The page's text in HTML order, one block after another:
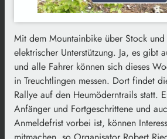
Mit dem Mountainbike über Stock
elektrischer Unterstützung. Ja, es gibt
und alle Fahrer können sich dieses
in Treuchtlingen messen. Dort findet
Rallye auf den Heumöderntrails statt.
Anfänger und Fortgeschrittene und
Anmeldefrist vorbei ist, können